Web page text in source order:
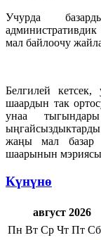
Учурда
мал байлоочу
Белгилей
шаардын так
унаа
жаңы мал базар
шаарынын мэриясы
Күнүнө
август 2026
Пн Вт Ср Чт Пт Сб